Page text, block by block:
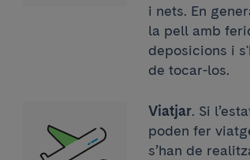
i nets. En
la pell amb
deposicions i
de tocar-los.
Viatjar. Si
poden fer
s’han de